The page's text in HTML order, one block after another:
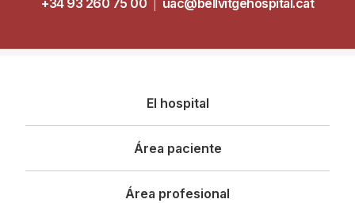
+34 93 260 75 00
uac@bellvitgehospital.cat
principal
El hospital
Área paciente
Área profesional